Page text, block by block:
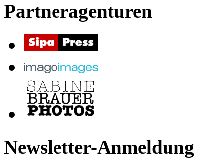
Partneragenturen
Newsletter-Anmeldung